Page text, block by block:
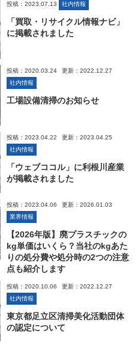
投稿：2023.07.13 社内情報
「買取・リサイクル情報ナビ」
に掲載されました
投稿：2020.03.24
更新：2022.12.27
社内情報
工場設備清掃のお知らせ
投稿：2023.04.22
更新：2023.04.25
社内情報
「ウェブココル」に利根川産業
が掲載されました
投稿：2023.04.06
更新：2026.01.03
業界情報
【2026年版】廃プラスチックの
kg単価はいくら？当社のkgあた
りの処分費や処分時の2つの注意
点も紹介します
投稿：2020.10.06
更新：2022.12.27
社内情報
東京都足立区清掃美化活動団体
の認定について